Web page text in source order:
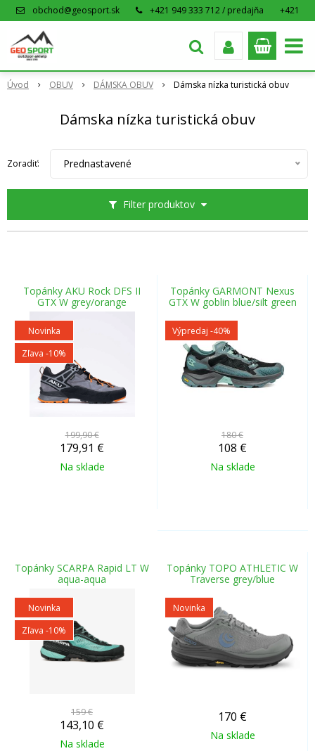
obchod@geosport.sk +421 949 333 712 / predajňa
+421
Úvod OBUV DÁMSKA OBUV Dámska nízka turistická obuv
Dámska nízka turistická obuv
Filter produktov
Zoradiť: Prednastavené
Topánky AKU Rock DFS II
GTX W grey/orange
Novinka
Zľava -10%
199,90 €
179,91 €
Na sklade
Topánky GARMONT Nexus
GTX W goblin blue/silt green
Výpredaj -40%
180 €
108 €
Na sklade
Topánky SCARPA Rapid LT W
aqua-aqua
Novinka
Zľava -10%
159 €
143,10 €
Na sklade
Topánky TOPO ATHLETIC W
Traverse grey/blue
Novinka
170 €
Na sklade